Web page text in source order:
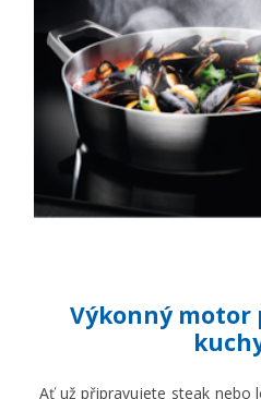
Výkonný motor
Ať už připravujete steak nebo